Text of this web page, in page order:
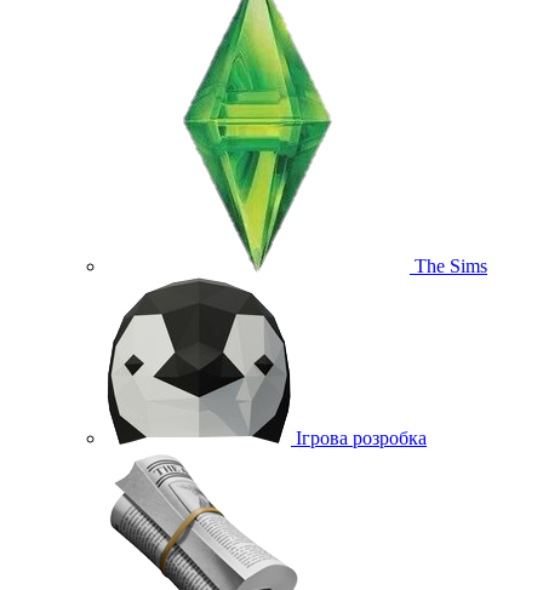
The Sims
Ігрова розробка